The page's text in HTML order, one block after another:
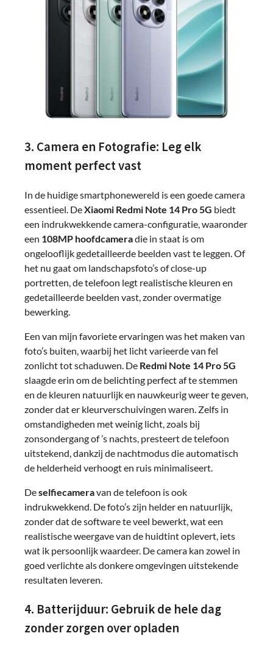
3. Camera en Fotografie: Leg elk
moment perfect vast
In de huidige smartphonewereld is een goede camera
essentieel. DeXiaomi Redmi Note 14 Pro 5G biedt
een indrukwekkende camera-configuratie, waaronder
een 108MP hoofdcameradie in staat is om
ongelooflijk gedetailleerde beelden vast te leggen. Of
het nu gaat om landschapsfoto’s of close-up
portretten, de telefoon legt realistische kleuren en
gedetailleerde beelden vast, zonder overmatige
bewerking.
Een van mijn favoriete ervaringen was het maken van
foto’s buiten, waarbij het licht varieerde van fel
zonlicht tot schaduwen. De Redmi Note 14 Pro 5G
slaagde erin om de belichting perfect af te stemmen
en de kleuren natuurlijk en nauwkeurig weer te geven,
zonder dat er kleurverschuivingen waren. Zelfs in
omstandigheden met weinig licht, zoals bij
zonsondergang of ’s nachts, presteert de telefoon
uitstekend, dankzij de nachtmodus die automatisch
de helderheid verhoogt en ruis minimaliseert.
Deselfiecameravan de telefoon is ook
indrukwekkend. De foto’s zijn helder en natuurlijk,
zonder dat de software te veel bewerkt, wat een
realistische weergave van de huidtint oplevert, iets
wat ik persoonlijk waardeer. De camera kan zowel in
goed verlichte als donkere omgevingen uitstekende
resultaten leveren.
4. Batterijduur: Gebruik de hele dag
zonder zorgen over opladen